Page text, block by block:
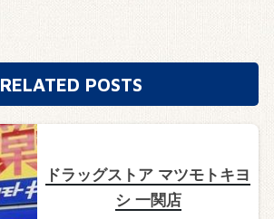
RELATED POSTS
ドラッグストア マツモトキヨ
シ 一関店